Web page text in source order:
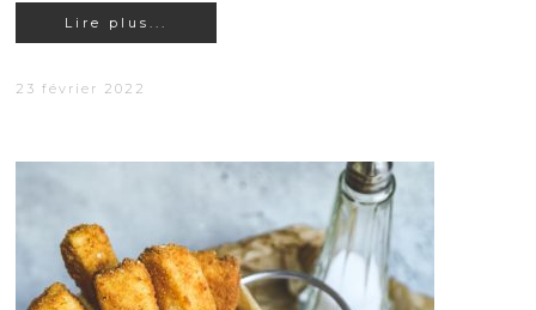
Lire plus...
23 février 2022